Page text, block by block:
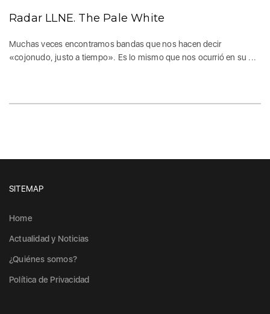
Radar LLNE. The Pale White
Muchas veces encontramos bandas que nos hacen decir
«cojonudo, justo a tiempo». Es lo mismo que nos ocurrió en su ...
SITEMAP
Home
Actualidad y Noticias
¿Quiénes somos?
Política de Privacidad